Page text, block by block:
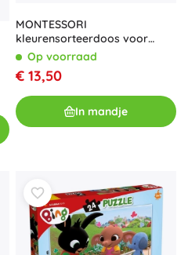
MONTESSORI
kleurensorteerdoos voor
peuters – 61 stuks
Op voorraad
€ 13,50
In mandje